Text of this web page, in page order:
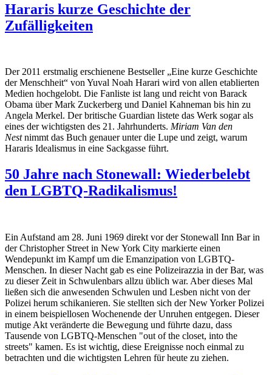
Hararis kurze Geschichte der
Zufälligkeiten
Der 2011 erstmalig erschienene Bestseller „Eine kurze Geschichte
der Menschheit“ von Yuval Noah Harari wird von allen etablierten
Medien hochgelobt. Die Fanliste ist lang und reicht von Barack
Obama über Mark Zuckerberg und Daniel Kahneman bis hin zu
Angela Merkel. Der britische Guardian listete das Werk sogar als
eines der wichtigsten des 21. Jahrhunderts. Miriam Van den
Nestnimmt das Buch genauer unter die Lupe und zeigt, warum
Hararis Idealismus in eine Sackgasse führt.
50 Jahre nach Stonewall: Wiederbelebt
den LGBTQ-Radikalismus!
Ein Aufstand am 28. Juni 1969 direkt vor der Stonewall Inn Bar in
der Christopher Street in New York City markierte einen
Wendepunkt im Kampf um die Emanzipation von LGBTQ-
Menschen. In dieser Nacht gab es eine Polizeirazzia in der Bar, was
zu dieser Zeit in Schwulenbars allzu üblich war. Aber dieses Mal
ließen sich die anwesenden Schwulen und Lesben nicht von der
Polizei herum schikanieren. Sie stellten sich der New Yorker Polizei
in einem beispiellosen Wochenende der Unruhen entgegen. Dieser
mutige Akt veränderte die Bewegung und führte dazu, dass
Tausende von LGBTQ-Menschen "out of the closet, into the
streets" kamen. Es ist wichtig, diese Ereignisse noch einmal zu
betrachten und die wichtigsten Lehren für heute zu ziehen.